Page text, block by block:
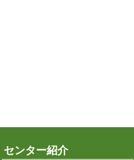
センター紹介